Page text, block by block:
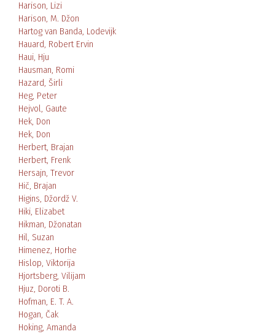
Harison, Lizi
Harison, M. Džon
Hartog van Banda, Lodevijk
Hauard, Robert Ervin
Haui, Hju
Hausman, Romi
Hazard, Širli
Heg, Peter
Hejvol, Gaute
Hek, Don
Hek, Don
Herbert, Brajan
Herbert, Frenk
Hersajn, Trevor
Hič, Brajan
Higins, Džordž V.
Hiki, Elizabet
Hikman, Džonatan
Hil, Suzan
Himenez, Horhe
Hislop, Viktorija
Hjortsberg, Vilijam
Hjuz, Doroti B.
Hofman, E. T. A.
Hogan, Čak
Hoking, Amanda